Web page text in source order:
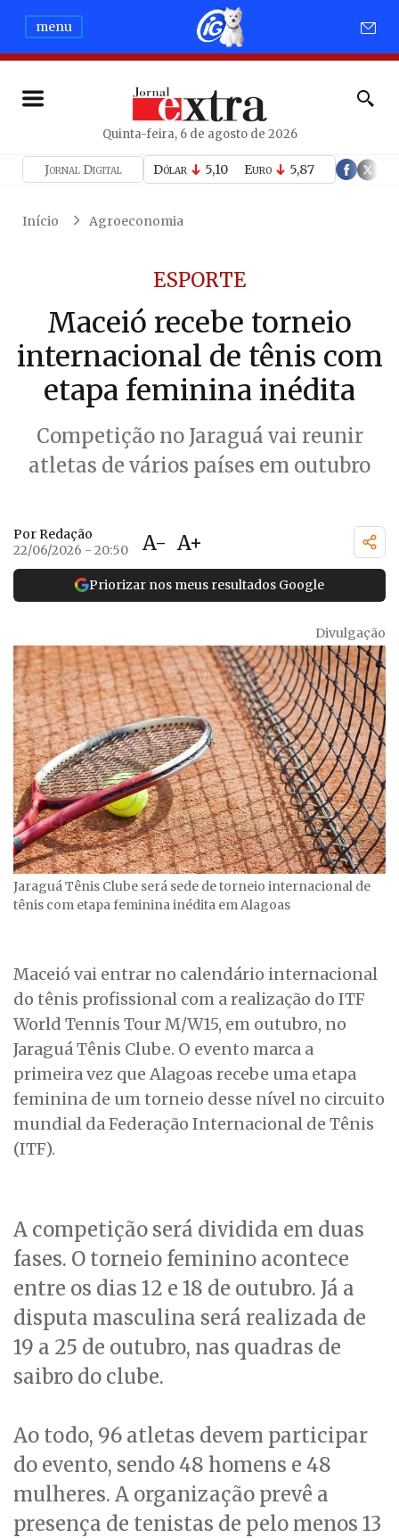
menu
Quinta-feira, 6 de agosto de 2026
Jornal Digital Dólar 5,10 Euro 5,87
Início Agroeconomia
ESPORTE
Maceió recebe torneio
internacional de tênis com
etapa feminina inédita
Competição no Jaraguá vai reunir
atletas de vários países em outubro
Por Redação
22/06/2026 - 20:50
A- A+
Priorizar nos meus resultados Google
Divulgação
Jaraguá Tênis Clube será sede de torneio internacional de
tênis com etapa feminina inédita em Alagoas
Maceió vai entrar no calendário internacional
do tênis profissional com a realização do ITF
World Tennis Tour M/W15, em outubro, no
Jaraguá Tênis Clube. O evento marca a
primeira vez que Alagoas recebe uma etapa
feminina de um torneio desse nível no circuito
mundial da Federação Internacional de Tênis
(ITF).
A competição será dividida em duas
fases. O torneio feminino acontece
entre os dias 12 e 18 de outubro. Já a
disputa masculina será realizada de
19 a 25 de outubro, nas quadras de
saibro do clube.
Ao todo, 96 atletas devem participar
do evento, sendo 48 homens e 48
mulheres. A organização prevê a
presença de tenistas de pelo menos 13